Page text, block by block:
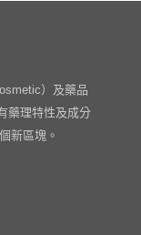
）及藥品
藥理特性及成分
新區塊。